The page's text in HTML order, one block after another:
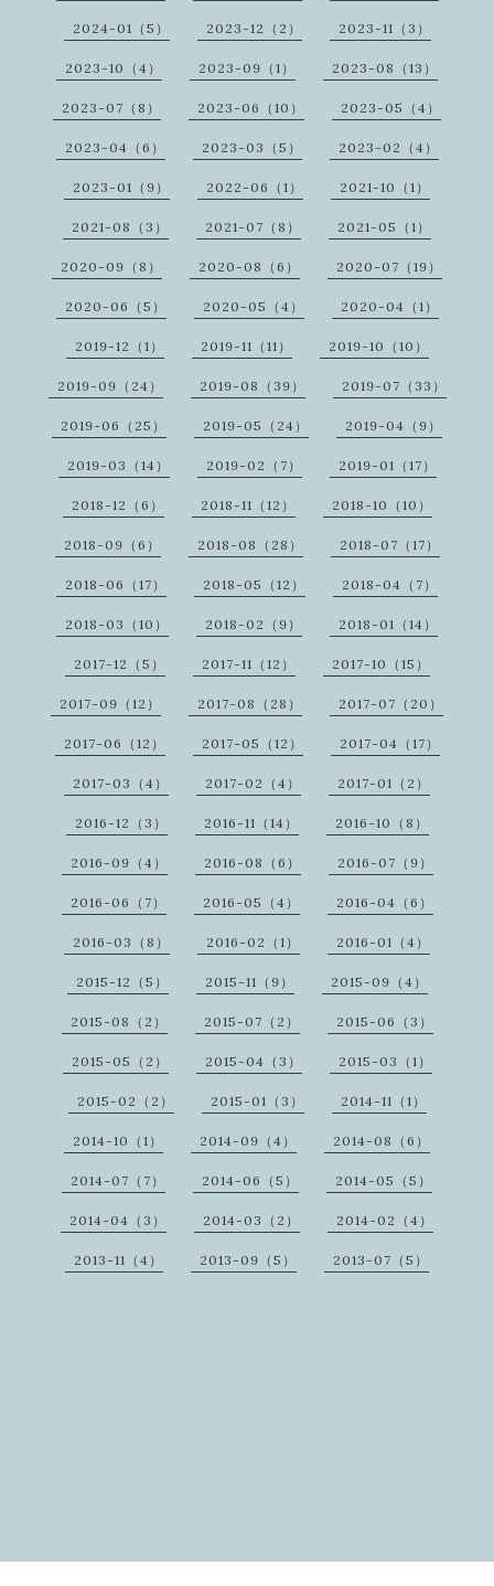
2024-01（5） 2023-12（2） 2023-11（3）
2023-10（4） 2023-09（1） 2023-08（13）
2023-07（8） 2023-06（10） 2023-05（4）
2023-04（6） 2023-03（5） 2023-02（4）
2023-01（9） 2022-06（1） 2021-10（1）
2021-08（3） 2021-07（8） 2021-05（1）
2020-09（8） 2020-08（6） 2020-07（19）
2020-06（5） 2020-05（4） 2020-04（1）
2019-12（1） 2019-11（11） 2019-10（10）
2019-09（24） 2019-08（39） 2019-07（33）
2019-06（25） 2019-05（24） 2019-04（9）
2019-03（14） 2019-02（7） 2019-01（17）
2018-12（6） 2018-11（12） 2018-10（10）
2018-09（6） 2018-08（28） 2018-07（17）
2018-06（17） 2018-05（12） 2018-04（7）
2018-03（10） 2018-02（9） 2018-01（14）
2017-12（5） 2017-11（12） 2017-10（15）
2017-09（12） 2017-08（28） 2017-07（20）
2017-06（12） 2017-05（12） 2017-04（17）
2017-03（4） 2017-02（4） 2017-01（2）
2016-12（3） 2016-11（14） 2016-10（8）
2016-09（4） 2016-08（6） 2016-07（9）
2016-06（7） 2016-05（4） 2016-04（6）
2016-03（8） 2016-02（1） 2016-01（4）
2015-12（5） 2015-11（9） 2015-09（4）
2015-08（2） 2015-07（2） 2015-06（3）
2015-05（2） 2015-04（3） 2015-03（1）
2015-02（2） 2015-01（3） 2014-11（1）
2014-10（1） 2014-09（4） 2014-08（6）
2014-07（7） 2014-06（5） 2014-05（5）
2014-04（3） 2014-03（2） 2014-02（4）
2013-11（4） 2013-09（5） 2013-07（5）